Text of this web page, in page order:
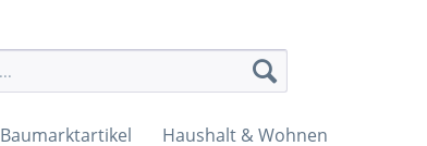
Baumarktartikel Haushalt & Wohnen